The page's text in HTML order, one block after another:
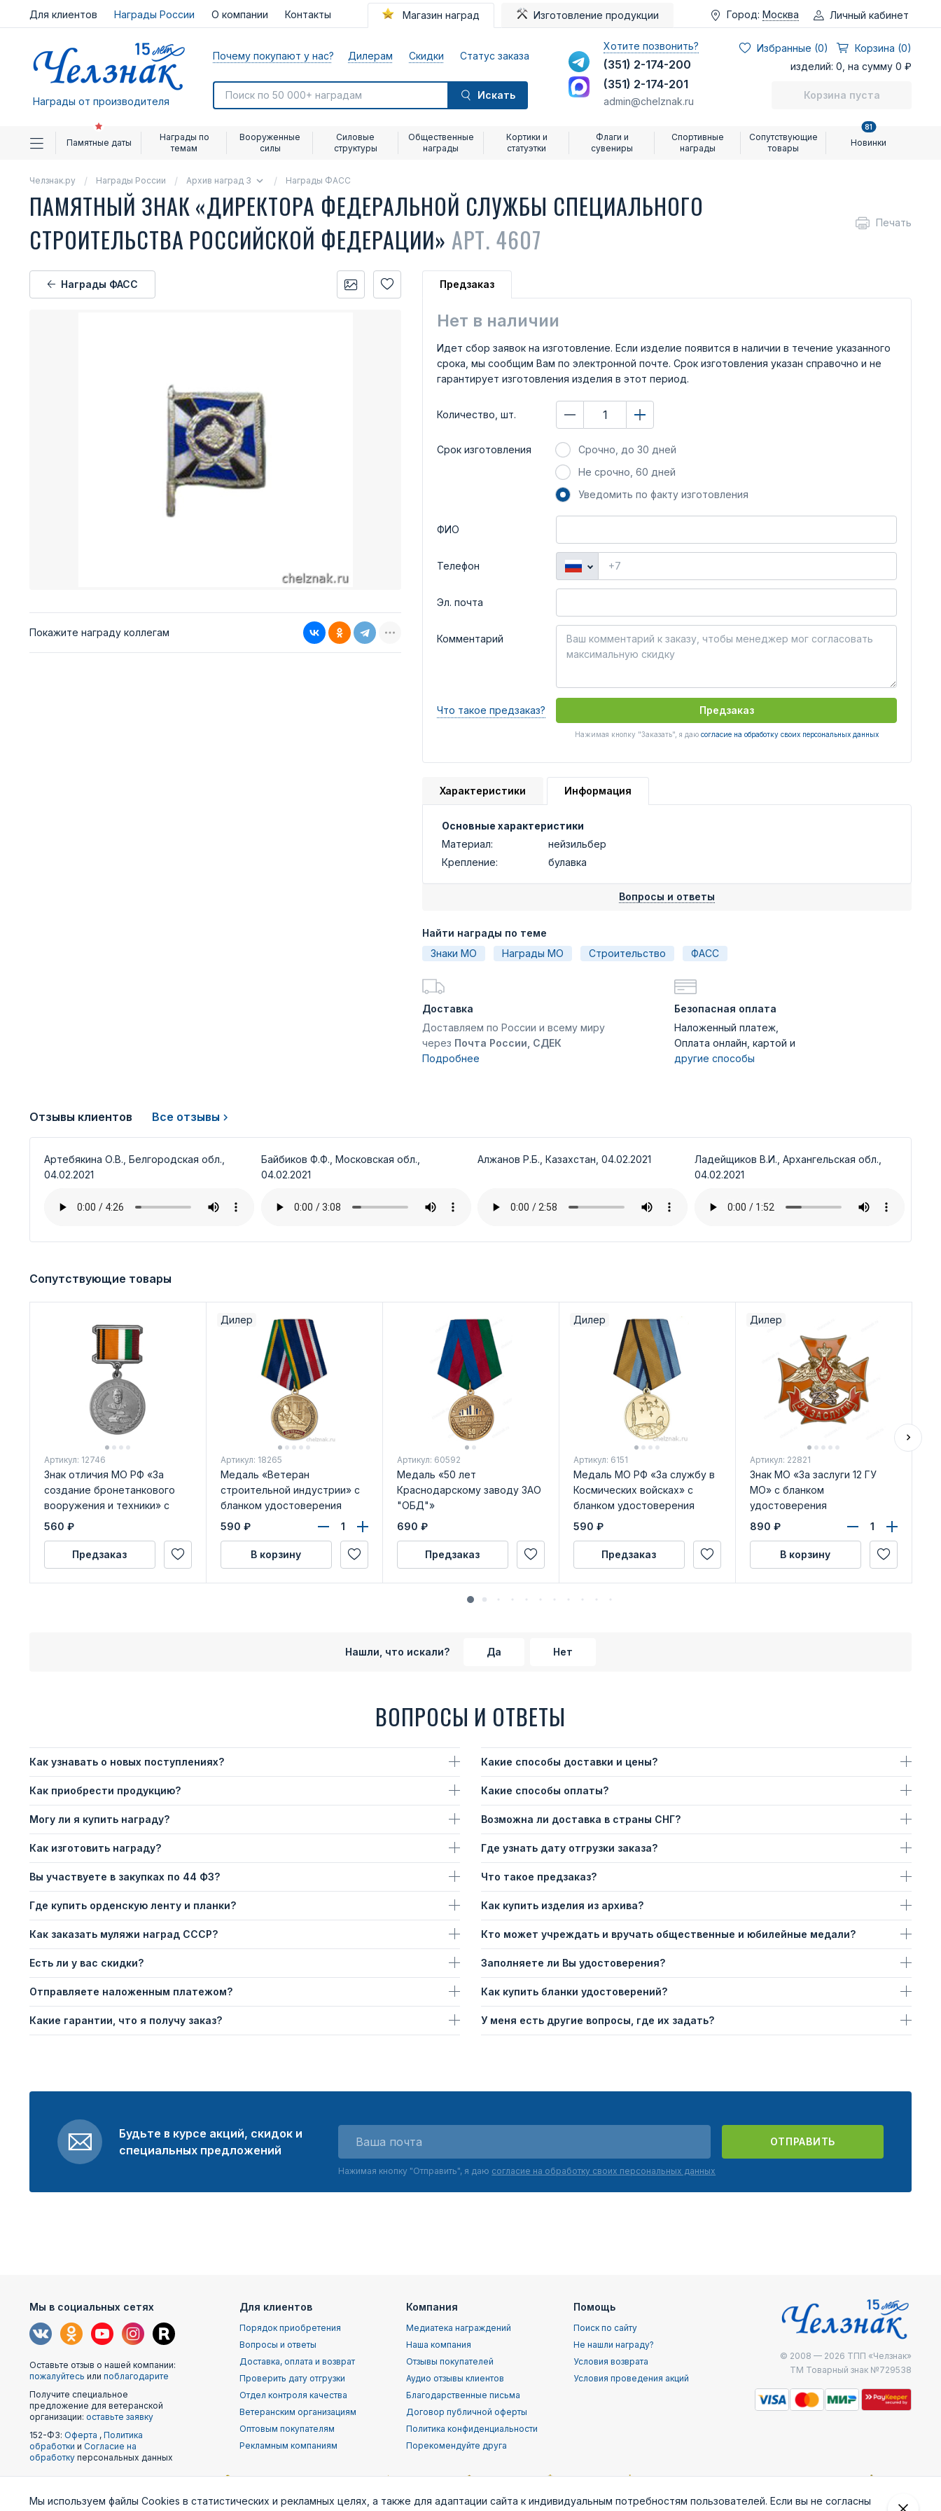
Для клиентов Награды России О компании Контакты Магазин наград Изготовление продукции Город: Москва Личный кабинет
Награды от производителя
Почему покупают у нас? Дилерам Скидки Статус заказа
Искать
Хотите позвонить?
(351) 2-174-200
(351) 2-174-201
admin@chelznak.ru
Избранные (0)
Корзина (0)
изделий: 0, на сумму 0 ₽
Корзина пуста
Памятные даты
Награды по
темам
Вооруженные
силы
Силовые
структуры
Общественные
награды
Кортики и
статуэтки
Флаги и
сувениры
Спортивные
награды
Сопутствующие
товары
Новинки
81
Челзнак.ру Награды России Архив наград 3 Награды ФАСС
ПАМЯТНЫЙ ЗНАК «ДИРЕКТОРА ФЕДЕРАЛЬНОЙ СЛУЖБЫ СПЕЦИАЛЬНОГО
СТРОИТЕЛЬСТВА РОССИЙСКОЙ ФЕДЕРАЦИИ» АРТ. 4607
Печать
Награды ФАСС
Покажите награду коллегам
Предзаказ
Нет в наличии
Идет сбор заявок на изготовление. Если изделие появится в наличии в течение указанного
срока, мы сообщим Вам по электронной почте. Срок изготовления указан справочно и не
гарантирует изготовления изделия в этот период.
Количество, шт.
Срок изготовления
Срочно, до 30 дней
Не срочно, 60 дней
Уведомить по факту изготовления
ФИО
Телефон
Эл. почта
Комментарий
Что такое предзаказ? Предзаказ
Нажимая кнопку "Заказать", я даю согласие на обработку своих персональных данных
Характеристики Информация
Основные характеристики
Материал:
нейзильбер
Крепление:
булавка
Вопросы и ответы
Найти награды по теме
Знаки МО
Награды МО Строительство ФАСС
Доставка
Доставляем по России и всему миру
через Почта России, СДЕК
Подробнее
Безопасная оплата
Наложенный платеж,
Оплата онлайн, картой и
другие способы
Отзывы клиентов Все отзывы
Артебякина О.В., Белгородская обл.,
04.02.2021
Байбиков Ф.Ф., Московская обл.,
04.02.2021
Алжанов Р.Б., Казахстан, 04.02.2021
Ладейщиков В.И., Архангельская обл.,
04.02.2021
Сопутствующие товары
Артикул: 12746
Знак отличия МО РФ «За
создание бронетанкового
вооружения и техники» с
бланком удостоверения
560 ₽
Предзаказ
Дилер
Артикул: 18265
Медаль «Ветеран
строительной индустрии» с
бланком удостоверения
590 ₽
В корзину
Артикул: 60592
Медаль «50 лет
Краснодарскому заводу ЗАО
"ОБД"»
690 ₽
Предзаказ
Дилер
Артикул: 6151
Медаль МО РФ «За службу в
Космических войсках» с
бланком удостоверения
590 ₽
Предзаказ
Дилер
Артикул: 22821
Знак МО «За заслуги 12 ГУ
МО» с бланком
удостоверения
890 ₽
В корзину
Нашли, что искали? Да Нет
ВОПРОСЫ И ОТВЕТЫ
Как узнавать о новых поступлениях?
Как приобрести продукцию?
Могу ли я купить награду?
Как изготовить награду?
Вы участвуете в закупках по 44 ФЗ?
Где купить орденскую ленту и планки?
Как заказать муляжи наград СССР?
Есть ли у вас скидки?
Отправляете наложенным платежом?
Какие гарантии, что я получу заказ?
Какие способы доставки и цены?
Какие способы оплаты?
Возможна ли доставка в страны СНГ?
Где узнать дату отгрузки заказа?
Что такое предзаказ?
Как купить изделия из архива?
Кто может учреждать и вручать общественные и юбилейные медали?
Заполняете ли Вы удостоверения?
Как купить бланки удостоверений?
У меня есть другие вопросы, где их задать?
Будьте в курсе акций, скидок и
специальных предложений
ОТПРАВИТЬ
Нажимая кнопку "Отправить", я даю согласие на обработку своих персональных данных
Мы в социальных сетях
Оставьте отзыв о нашей компании:
пожалуйтесь или поблагодарите
Получите специальное
предложение для ветеранской
организации: оставьте заявку
152-ФЗ: Оферта , Политика
обработки и Согласие на
обработку персональных данных
Для клиентов
Порядок приобретения
Вопросы и ответы
Доставка, оплата и возврат
Проверить дату отгрузки
Отдел контроля качества
Ветеранским организациям
Оптовым покупателям
Рекламным компаниям
Компания
Медиатека награждений
Наша компания
Отзывы покупателей
Аудио отзывы клиентов
Благодарственные письма
Договор публичной оферты
Политика конфиденциальности
Порекомендуйте друга
Помощь
Поиск по сайту
Не нашли награду?
Условия возврата
Условия проведения акций
© 2008 — 2026 ТПП «Челзнак»
ТМ Товарный знак №729538
Наши
Мы используем файлы Cookies в статистических и рекламных целях, а также для адаптации сайта к индивидуальным потребностям пользователей. Если вы не согласны